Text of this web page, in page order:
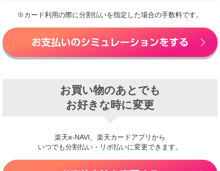
※カード利用の際に分割払いを指定した場合の手数料です。
お買い物のあとでも
お好きな時に変更
楽天e-NAVI、楽天カードアプリから
いつでも分割払い・リボ払いに変更できます。